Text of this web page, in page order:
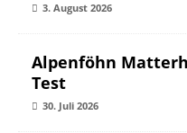
3. August 2026
Alpenföhn
Test
30. Juli 2026